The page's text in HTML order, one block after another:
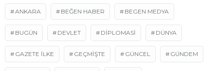
ANKARA BEĞEN HABER BEGEN MEDYA
BUGÜN DEVLET DİPLOMASİ DÜNYA
GAZETE ILKE GEÇMIŞTE GÜNCEL GÜNDEM